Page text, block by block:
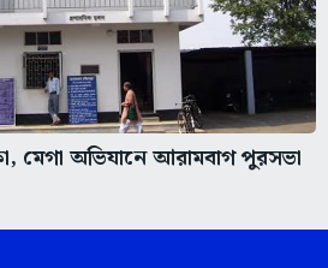
মেগা অভিযানে আরামবাগ পুরসভা